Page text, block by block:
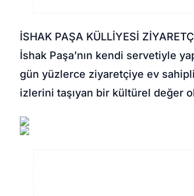
İSHAK PAŞA KÜLLİYESİ
İshak Paşa’nın kendi servetiyle
gün yüzlerce ziyaretçiye ev
izlerini taşıyan bir kültürel değer